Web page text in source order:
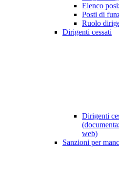
Elenco
Posti di
Ruolo
Dirigenti cessati
Dirigenti
web)
Sanzioni per